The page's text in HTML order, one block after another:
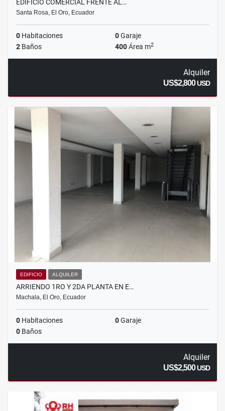
EDIFICIO COMERCIAL FRENTE AL…
Santa Rosa, El Oro, Ecuador
0 Habitaciones 0Garaje
2 Baños 400Área m2
Alquiler
US$2,800USD
EDIFICIO ALQUILER
ARRIENDO 1RO Y 2DA PLANTA EN E…
Machala, El Oro, Ecuador
0 Habitaciones 0Garaje
0 Baños
Alquiler
US$2,500USD